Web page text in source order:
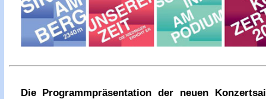
Die Programmpräsentation der neuen